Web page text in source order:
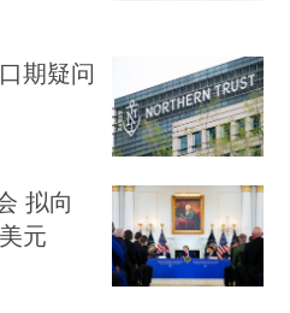
期疑问
拟向
元